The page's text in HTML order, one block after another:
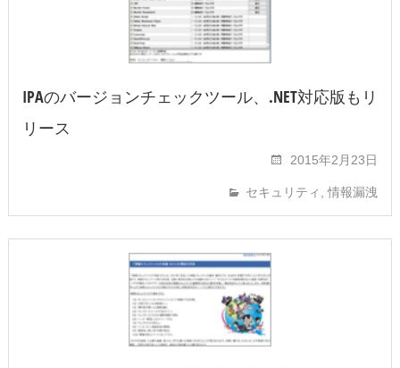
IPAのバージョンチェックツール、.NET対応版もリ
リース
2015年2月23日
セキュリティ ,情報漏洩